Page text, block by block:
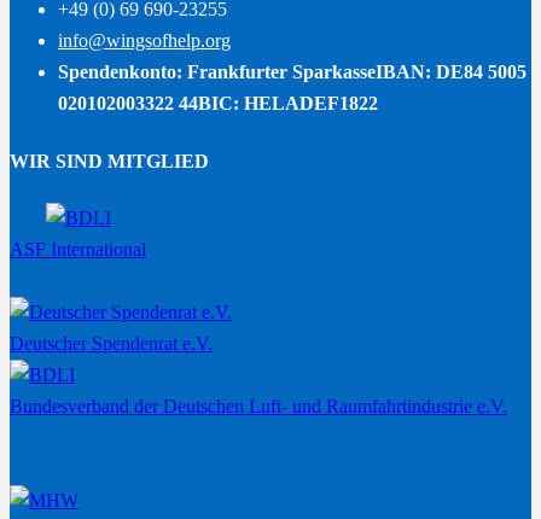
+49 (0) 69 690-23255
info@wingsofhelp.org
Spendenkonto: Frankfurter SparkasseIBAN: DE84 5005
020102003322 44BIC: HELADEF1822
WIR SIND MITGLIED
ASF International
Deutscher Spendenrat e.V.
Bundesverband der Deutschen Luft- und Raumfahrtindustrie e.V.